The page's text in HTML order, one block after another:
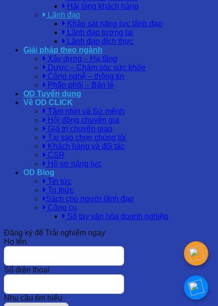
Hài lòng khách hàng
Lãnh đạo
Khảo sát năng lực lãnh đạo
Lãnh đạo tương lai
Lãnh đạo đích thực
Giải pháp theo ngành
Xây dựng – Hạ tầng
Dược – Chăm sóc sức khỏe
Công nghệ – thông tin
Phân phối – Bán lẻ
OD Tuyển dụng
Về OD CLICK
Tầm nhìn và Sứ mệnh
Hội đồng chuyên gia
Giá trị chuyển giao
Tại sao chọn chúng tôi
Khách hàng và đối tác
CSR
Hồ sơ năng lực
OD Blog
Tin tức
Tri thức
Sách cho người lãnh đạo
Công cụ
Sổ tay văn hóa doanh nghiệp
Đăng ký để Trải nghiệm ngay
Họ tên
Số điện thoại
Nhu cầu tìm hiểu